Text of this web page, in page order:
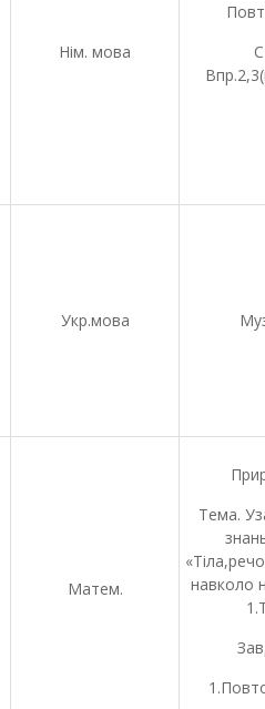
Нім. мова
Укр.мова
Матем.
Тема.
навколо